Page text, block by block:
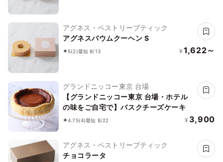
アグネス・ペストリーブティック
アグネスバウムクーヘン S
5(2)最短 8/13 ¥ 1,622～
グランドニッコー東京 台場
【グランドニッコー東京 台場・ホテル
の味をご自宅で】バスクチーズケーキ
4.75(4)最短 8/22 ¥ 3,900
アグネス・ペストリーブティック
チョコラータ